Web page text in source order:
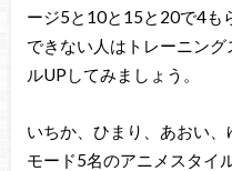
ージ5と10と15と20で4も
できない人はトレーニン
ルUPしてみましょう。
いちか、ひまり、あおい
モード5名のアニメスタイ